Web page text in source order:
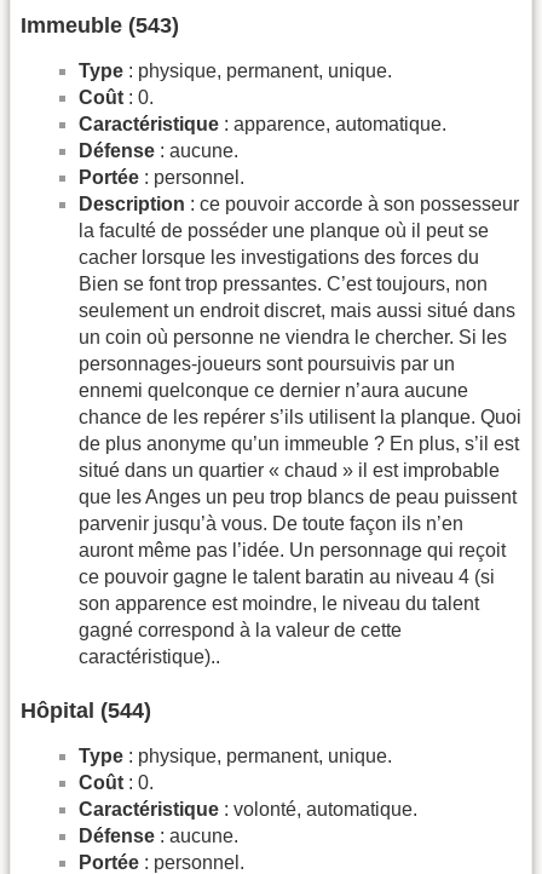
Immeuble (543)
Type : physique, permanent, unique.
Coût : 0.
Caractéristique : apparence, automatique.
Défense : aucune.
Portée : personnel.
Description : ce pouvoir accorde à son possesseur
la faculté de posséder une planque où il peut se
cacher lorsque les investigations des forces du
Bien se font trop pressantes. C’est toujours, non
seulement un endroit discret, mais aussi situé dans
un coin où personne ne viendra le chercher. Si les
personnages-joueurs sont poursuivis par un
ennemi quelconque ce dernier n’aura aucune
chance de les repérer s’ils utilisent la planque. Quoi
de plus anony­me qu’un immeuble ? En plus, s’il est
situé dans un quartier « chaud » il est improbable
que les Anges un peu trop blancs de peau puissent
parvenir jus­qu’à vous. De toute façon ils n’en
auront même pas l’idée. Un personnage qui reçoit
ce pouvoir gagne le talent baratin au niveau 4 (si
son apparence est moindre, le niveau du talent
gagné correspond à la valeur de cette
caractéristique)..
Hôpital (544)
Type : physique, permanent, unique.
Coût : 0.
Caractéristique : volonté, automatique.
Défense : aucune.
Portée : personnel.